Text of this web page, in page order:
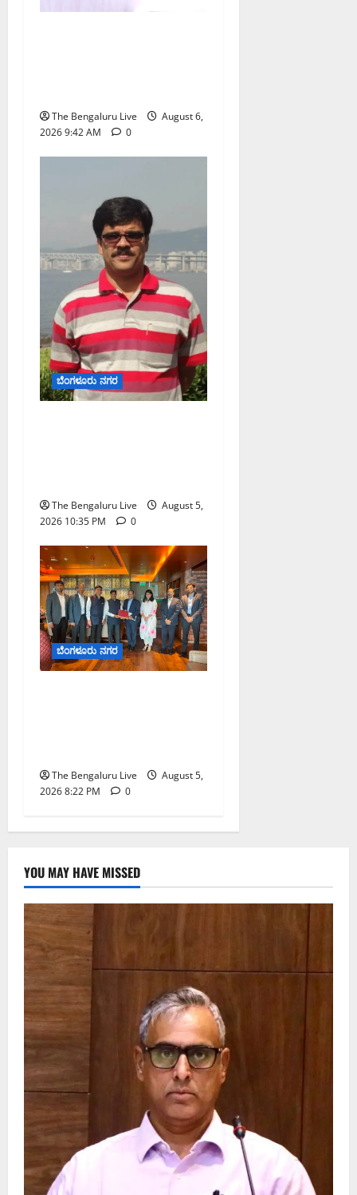
The Bengaluru Live
August 6,
2026 9:42 AM
0
ಬೆಂಗಳೂರು ನಗರ
The Bengaluru Live
August 5,
2026 10:35 PM
0
ಬೆಂಗಳೂರು ನಗರ
The Bengaluru Live
August 5,
2026 8:22 PM
0
YOU MAY HAVE MISSED